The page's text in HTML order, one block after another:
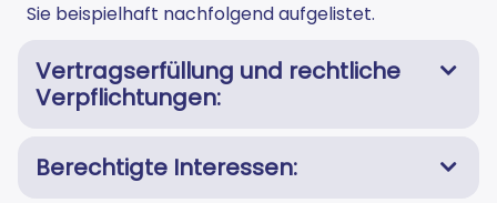
Sie beispielhaft nachfolgend aufgelistet.
Vertragserfüllung und rechtliche
Verpflichtungen:
Berechtigte Interessen: